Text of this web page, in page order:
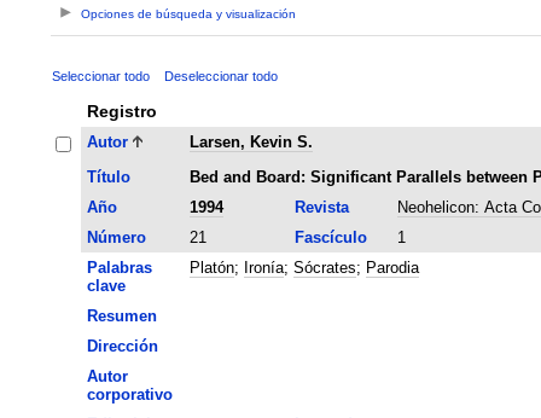
Opciones de búsqueda y visualización
Seleccionar todo Deseleccionar todo
Registro
Autor
Larsen, Kevin S.
Título
Bed and Board: Significant Parallels
Año
1994 Revista
Neohelicon: Acta
Número
21 Fascículo
1
Palabras
clave
Platón; Ironía; Sócrates; Parodia
Resumen
Dirección
Autor
corporativo